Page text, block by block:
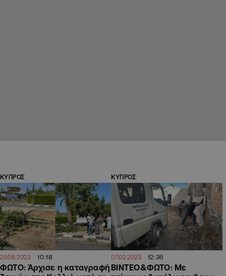
ΚΥΠΡΟΣ
29.08.2023 10:18
ΦΩΤΟ: Άρχισε η καταγραφή
ΚΥΠΡΟΣ
07.02.2023 12:36
ΒΙΝΤΕΟ&ΦΩΤΟ: Με